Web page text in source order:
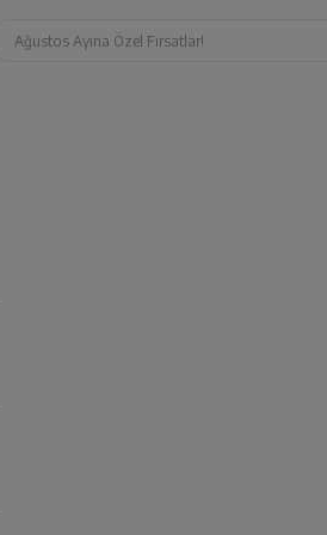
Ağustos Ayına Özel Fırsatlar!